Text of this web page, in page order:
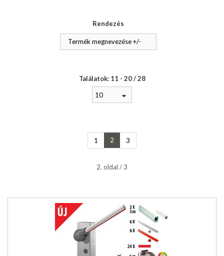
Rendezés
Termék megnevezése +/-
Találatok: 11 - 20 / 28
10
1 2 3
2. oldal / 3